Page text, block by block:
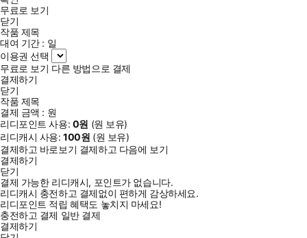
무료로 보기
닫기
작품 제목
대여 기간 : 일
이용권 선택
무료로 보기 다른 방법으로 결제
결제하기
닫기
작품 제목
결제 금액 : 원
리디포인트 사용: 0원 (원 보유)
리디캐시 사용:100원 (원 보유)
결제하고 바로보기 결제하고 다음에 보기
결제하기
닫기
결제 가능한 리디캐시, 포인트가 없습니다.
리디캐시 충전하고 결제없이 편하게 감상하세요.
리디포인트 적립 혜택도 놓치지 마세요!
충전하고 결제 일반 결제
결제하기